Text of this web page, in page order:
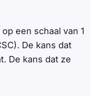
een schaal van 1
De kans dat
De kans dat ze